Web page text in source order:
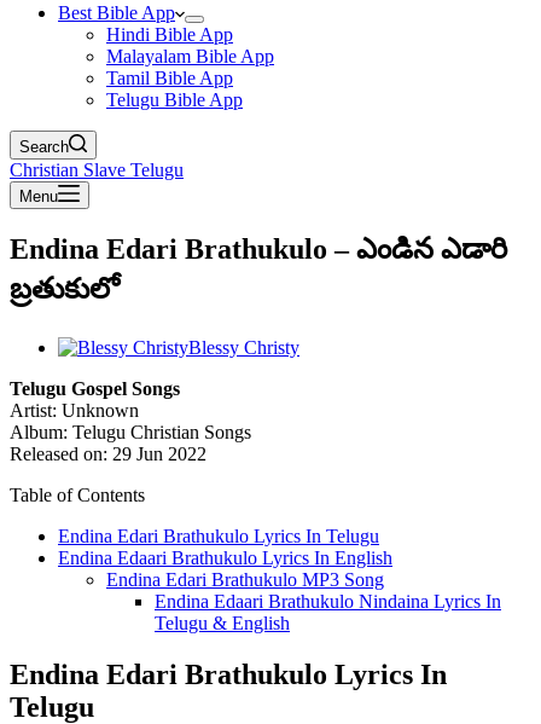
Best Bible App
Hindi Bible App
Malayalam Bible App
Tamil Bible App
Telugu Bible App
Search
Christian Slave Telugu
Menu
Endina Edari Brathukulo – ఎండిన ఎడారి
బ్రతుకులో
Blessy Christy
Telugu Gospel Songs
Artist: Unknown
Album: Telugu Christian Songs
Released on: 29 Jun 2022
Table of Contents
Endina Edari Brathukulo Lyrics In Telugu
Endina Edaari Brathukulo Lyrics In English
Endina Edari Brathukulo MP3 Song
Endina Edaari Brathukulo Nindaina Lyrics In
Telugu & English
Endina Edari Brathukulo Lyrics In
Telugu